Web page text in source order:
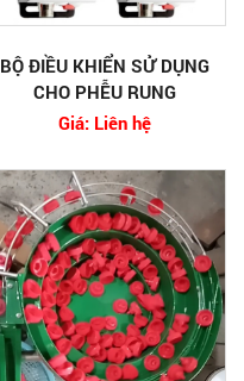
BỘ ĐIỀU KHIỂN SỬ DỤNG
CHO PHỄU RUNG
Giá: Liên hệ